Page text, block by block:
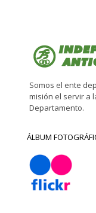
Somos el ente
misión el servir a
Departamento.
ÁLBUM